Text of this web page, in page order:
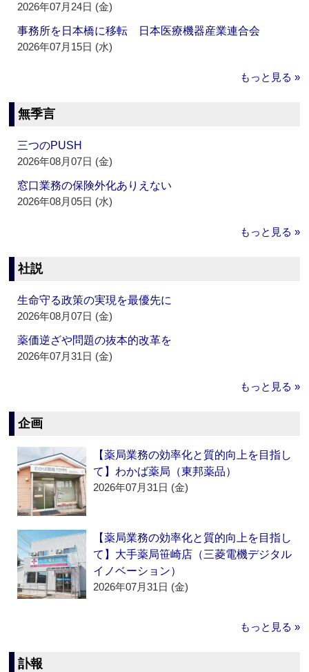
2026年07月24日 (金)
事務所を日本橋に移転 日本医療機器産業連合会
2026年07月15日 (水)
もっと見る »
無季言
三つのPUSH
2026年08月07日 (金)
窓口業務の保険外化ありえない
2026年08月05日 (水)
もっと見る »
社説
生命守る政策の実現を最優先に
2026年08月07日 (金)
薬価逆ざや問題の抜本的改革を
2026年07月31日 (金)
もっと見る »
企画
【薬局業務の効率化と質的向上を目指し
て】わかば薬局（東邦薬品）
2026年07月31日 (金)
【薬局業務の効率化と質的向上を目指し
て】大手薬局笹崎店（三菱電機デジタル
イノベーション）
2026年07月31日 (金)
もっと見る »
訃報